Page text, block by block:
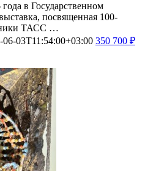
в Государственном
посвященная 100-
ТАСС …
06-03T11:54:00+03:00 350 700 ₽